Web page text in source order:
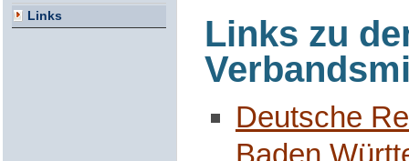
Links
Links zu
Deutsche